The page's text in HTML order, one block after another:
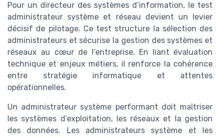
Pour un directeur des systèmes d’information, le test
administrateur système et réseau devient un levier
décisif de pilotage. Ce test structure la sélection des
administrateurs et sécurise la gestion des systèmes et
réseaux au cœur de l’entreprise. En liant évaluation
technique et enjeux métiers, il renforce la cohérence
entre stratégie informatique et attentes
opérationnelles.
Un administrateur système performant doit maîtriser
les systèmes d’exploitation, les réseaux et la gestion
des données. Les administrateurs système et les